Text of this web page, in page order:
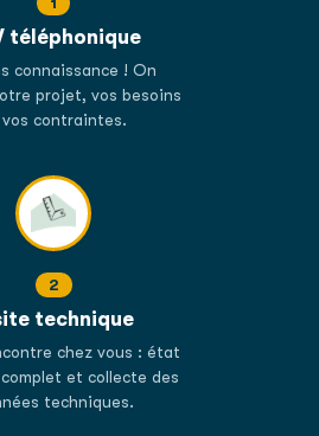
téléphonique
connaissance ! On
projet, vos besoins
contraintes.
2
technique
chez vous : état
et collecte des
techniques.